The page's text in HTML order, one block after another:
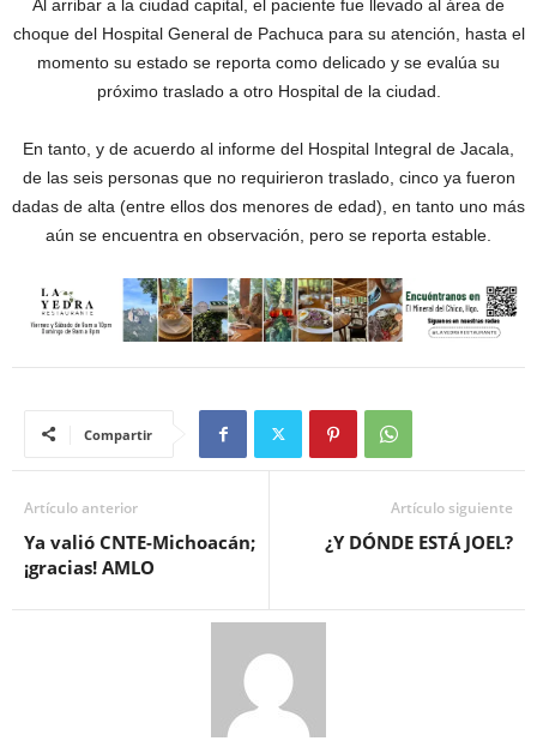
Al arribar a la ciudad capital, el paciente fue llevado al área de
choque del Hospital General de Pachuca para su atención, hasta el
momento su estado se reporta como delicado y se evalúa su
próximo traslado a otro Hospital de la ciudad.
En tanto, y de acuerdo al informe del Hospital Integral de Jacala,
de las seis personas que no requirieron traslado, cinco ya fueron
dadas de alta (entre ellos dos menores de edad), en tanto uno más
aún se encuentra en observación, pero se reporta estable.
Compartir
Artículo anterior
Ya valió CNTE-Michoacán;
¡gracias! AMLO
Artículo siguiente
¿Y DÓNDE ESTÁ JOEL?